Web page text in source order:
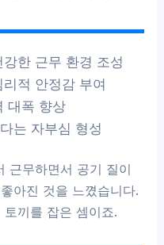
한 근무 환경 조성
적 안정감 부여
대폭 향상
는 자부심 형성
근무하면서 공기 질이
아진 것을 느꼈습니다.
끼를 잡은 셈이죠.